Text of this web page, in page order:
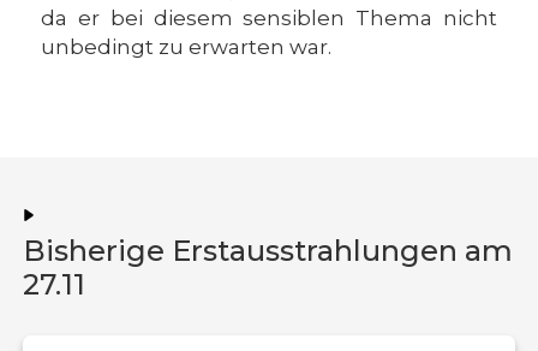
da er bei diesem sensiblen Thema nicht
unbedingt zu erwarten war.
Bisherige Erstausstrahlungen am
27.11